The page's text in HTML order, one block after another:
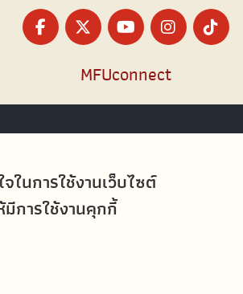
นการใช้งานเว็บไซต์
การใช้งานคุกกี้
MFUconnect